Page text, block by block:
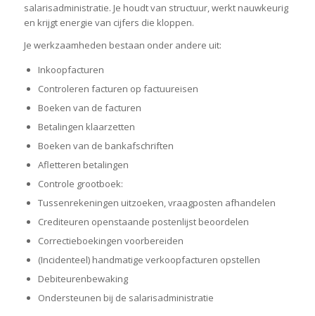
salarisadministratie. Je houdt van structuur, werkt nauwkeurig
en krijgt energie van cijfers die kloppen.
Je werkzaamheden bestaan onder andere uit:
Inkoopfacturen
Controleren facturen op factuureisen
Boeken van de facturen
Betalingen klaarzetten
Boeken van de bankafschriften
Afletteren betalingen
Controle grootboek:
Tussenrekeningen uitzoeken, vraagposten afhandelen
Crediteuren openstaande postenlijst beoordelen
Correctieboekingen voorbereiden
(Incidenteel) handmatige verkoopfacturen opstellen
Debiteurenbewaking
Ondersteunen bij de salarisadministratie